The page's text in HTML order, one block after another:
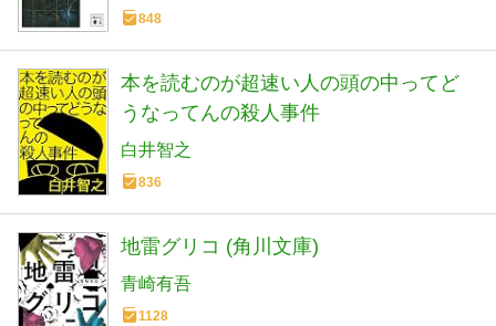
848
本を読むのが超速い人の頭の中ってど
うなってんの殺人事件
白井智之
836
地雷グリコ (角川文庫)
青崎有吾
1128